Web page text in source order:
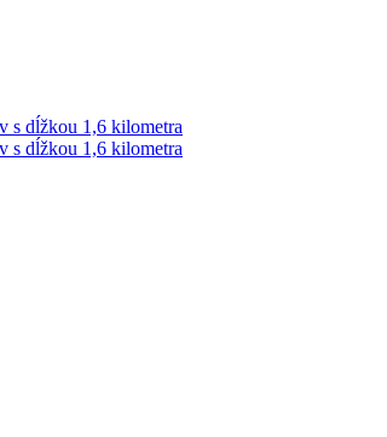
s dĺžkou 1,6 kilometra
s dĺžkou 1,6 kilometra